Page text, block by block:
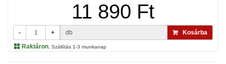
11 890 Ft
- + db
Kosárba
Raktáron , Szállítás 1-3 munkanap